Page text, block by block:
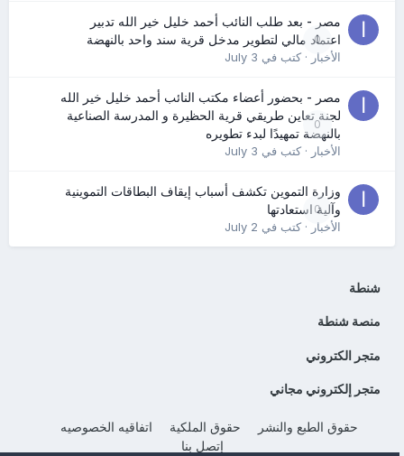
0
مصر - بعد طلب النائب أحمد خليل خير الله تدبير
اعتماد مالي لتطوير مدخل قرية سند واحد بالنهضة
الأخبار· كتب في July 3
0
مصر - بحضور أعضاء مكتب النائب أحمد خليل خير الله
لجنة تعاين طريقي قرية الحظيرة و المدرسة الصناعية
بالنهضة تمهيدًا لبدء تطويره
الأخبار· كتب في July 3
0
وزارة التموين تكشف أسباب إيقاف البطاقات التموينية
وآلية استعادتها
الأخبار· كتب في July 2
شنطة
منصة شنطة
متجر الكتروني
متجر إلكتروني مجاني
حقوق الطبع والنشر حقوق الملكية
اتفاقيه الخصوصيه
إتصل بنا